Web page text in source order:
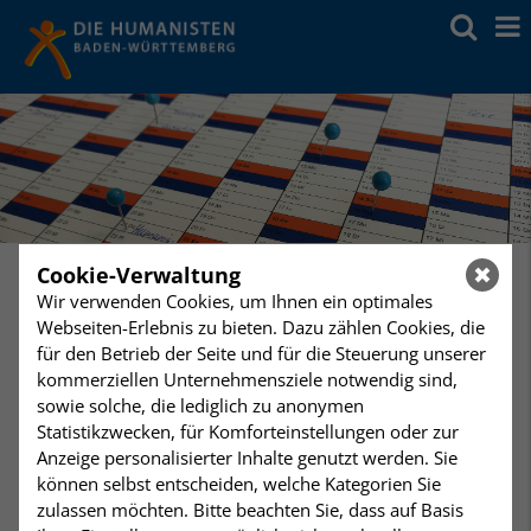
Sonntag
12
November
16:00 Uhr
Humanistisches Forum
Humanistisches Zentrum Stuttgart
Leitung: Andrea Müller-Mann und Stephan Kienle
Wer sind wir eigentlich? Humanistisches
Cookie-Verwaltung
Wir verwenden Cookies, um Ihnen ein optimales
Webseiten-Erlebnis zu bieten. Dazu zählen Cookies, die
für den Betrieb der Seite und für die Steuerung unserer
kommerziellen Unternehmensziele notwendig sind,
sowie solche, die lediglich zu anonymen
Statistikzwecken, für Komforteinstellungen oder zur
Anzeige personalisierter Inhalte genutzt werden. Sie
können selbst entscheiden, welche Kategorien Sie
zulassen möchten. Bitte beachten Sie, dass auf Basis